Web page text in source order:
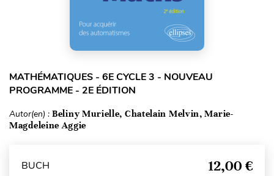
MATHÉMATIQUES - 6E CYCLE 3 - NOUVEAU
PROGRAMME - 2E ÉDITION
Autor(en) : Beliny Murielle, Chatelain Melvin, Marie-
Magdeleine Aggie
BUCH 12,00 €